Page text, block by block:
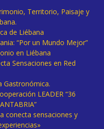
Territorio, Paisaje y
de Liébana
“Por un Mundo Mejor”
en Liébana
Sensaciones en Red
Gastronómica.
LEADER “36
conecta sensaciones y